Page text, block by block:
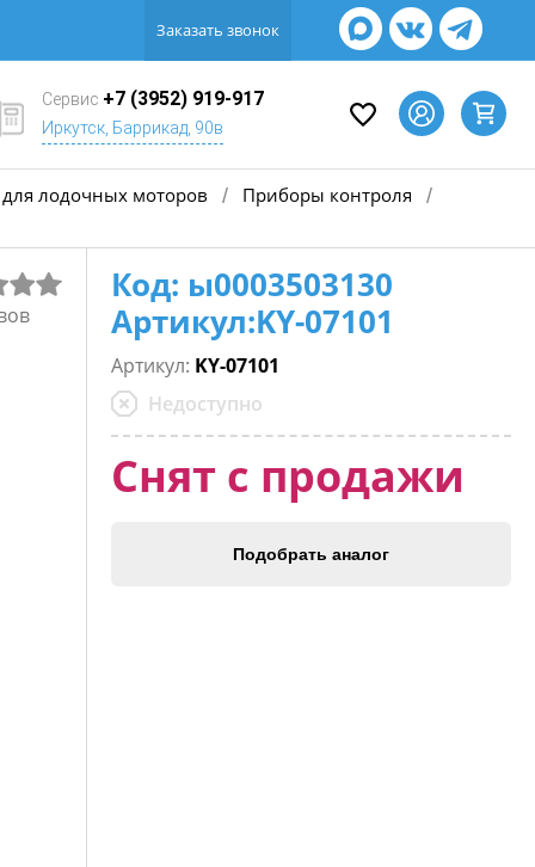
Заказать звонок
Сервис +7 (3952) 919-917
Иркутск, Баррикад, 90в
лодочных моторов / Приборы контроля /
Код: ы0003503130
Артикул:KY-07101
Артикул: KY-07101
Недоступно
Снят с продажи
Подобрать аналог